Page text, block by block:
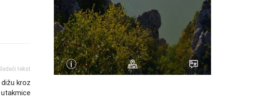
tekst
kroz
utakmice